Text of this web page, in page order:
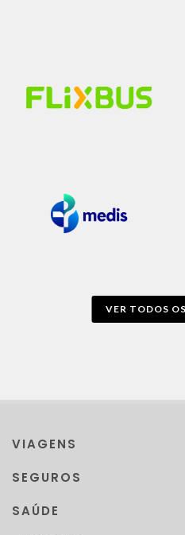
VER TODOS
VIAGENS
SEGUROS
SAÚDE